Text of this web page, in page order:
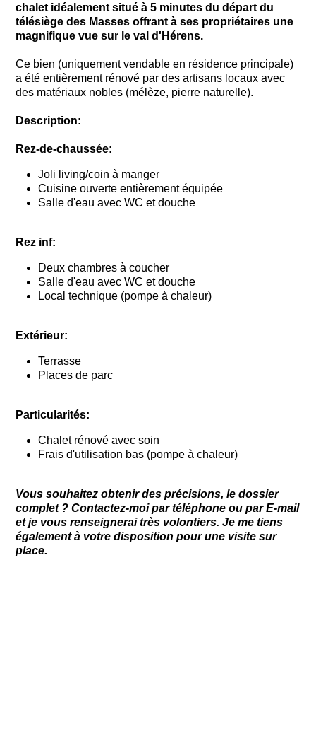
chalet idéalement situé à 5 minutes du départ du
télésiège des Masses offrant à ses propriétaires une
magnifique vue sur le val d'Hérens.
Ce bien (uniquement vendable en résidence principale)
a été entièrement rénové par des artisans locaux avec
des matériaux nobles (mélèze, pierre naturelle).
Description:
Rez-de-chaussée:
Joli living/coin à manger
Cuisine ouverte entièrement équipée
Salle d'eau avec WC et douche
Rez inf:
Deux chambres à coucher
Salle d'eau avec WC et douche
Local technique (pompe à chaleur)
Extérieur:
Terrasse
Places de parc
Particularités:
Chalet rénové avec soin
Frais d'utilisation bas (pompe à chaleur)
Vous souhaitez obtenir des précisions, le dossier
complet ? Contactez-moi par téléphone ou par E-mail
et je vous renseignerai très volontiers. Je me tiens
également à votre disposition pour une visite sur
place.